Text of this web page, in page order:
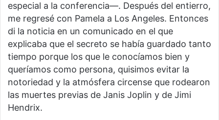
especial a la conferencia—. Después del entierro,
me regresé con Pamela a Los Angeles. Entonces
di la noticia en un comunicado en el que
explicaba que el secreto se había guardado tanto
tiempo porque los que le conocíamos bien y
queríamos como persona, quisimos evitar la
notoriedad y la atmósfera circense que rodearon
las muertes previas de Janis Joplin y de Jimi
Hendrix.